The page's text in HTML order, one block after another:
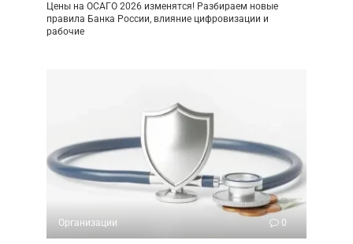
Цены на ОСАГО 2026 изменятся! Разбираем новые
правила Банка России, влияние цифровизации и
рабочие
Организации 0